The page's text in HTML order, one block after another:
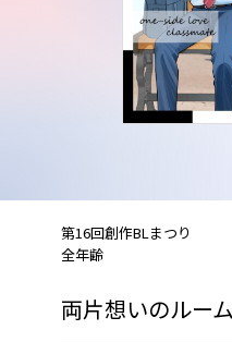
第16回創作BLまつり
全年齢
両片想いのルー